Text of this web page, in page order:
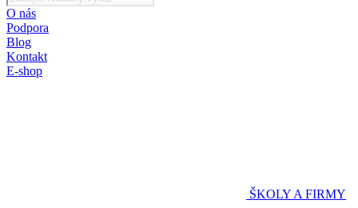
O nás
Podpora
Blog
Kontakt
E-shop
ŠKOLY A FIRMY